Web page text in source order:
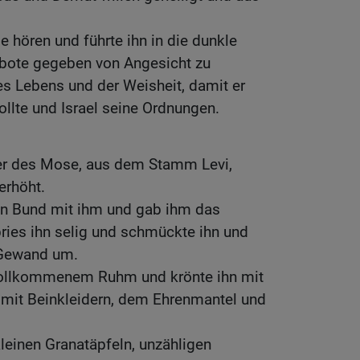
hören und führte ihn in die dunkle
gegeben von Angesicht zu
Lebens und der Weisheit, damit er
und Israel seine Ordnungen.
des Mose, aus dem Stamm Levi,
Bund mit ihm und gab ihm das
ihn selig und schmückte ihn und
um.
Ruhm und krönte ihn mit
Beinkleidern, dem Ehrenmantel und
Granatäpfeln, unzähligen